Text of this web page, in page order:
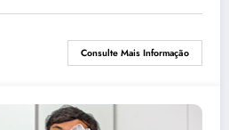
Consulte Mais Informação